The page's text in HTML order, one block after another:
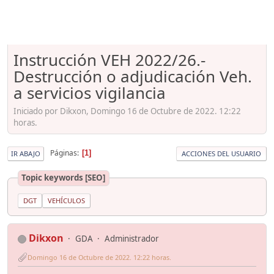
Instrucción VEH 2022/26.-
Destrucción o adjudicación Veh.
a servicios vigilancia
Iniciado por Dikxon, Domingo 16 de Octubre de 2022. 12:22
horas.
IR ABAJO Páginas 1 ACCIONES DEL USUARIO
Topic keywords [SEO]
DGT VEHÍCULOS
Dikxon GDA Administrador
Domingo 16 de Octubre de 2022. 12:22 horas.